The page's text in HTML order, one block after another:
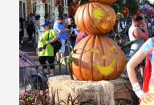
NOVA
SENSAÇÃO
DA
UNIVERSAL
EM
ORLANDO